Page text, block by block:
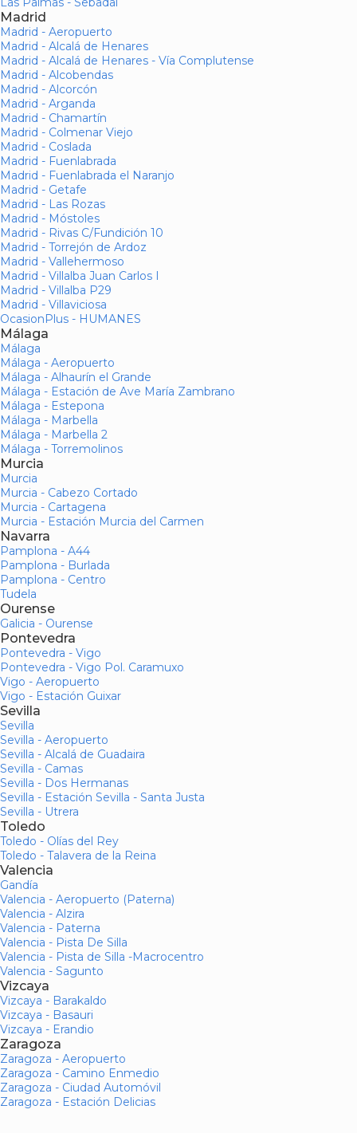
Madrid
Madrid - Aeropuerto
Madrid - Alcalá de Henares
Madrid - Alcalá de Henares - Vía Complutense
Madrid - Alcobendas
Madrid - Alcorcón
Madrid - Arganda
Madrid - Chamartín
Madrid - Colmenar Viejo
Madrid - Coslada
Madrid - Fuenlabrada
Madrid - Fuenlabrada el Naranjo
Madrid - Getafe
Madrid - Las Rozas
Madrid - Móstoles
Madrid - Rivas C/Fundición 10
Madrid - Torrejón de Ardoz
Madrid - Vallehermoso
Madrid - Villalba Juan Carlos I
Madrid - Villalba P29
Madrid - Villaviciosa
OcasionPlus - HUMANES
Málaga
Málaga
Málaga - Aeropuerto
Málaga - Alhaurín el Grande
Málaga - Estación de Ave María Zambrano
Málaga - Estepona
Málaga - Marbella
Málaga - Marbella 2
Málaga - Torremolinos
Murcia
Murcia
Murcia - Cabezo Cortado
Murcia - Cartagena
Murcia - Estación Murcia del Carmen
Navarra
Pamplona - A44
Pamplona - Burlada
Pamplona - Centro
Tudela
Ourense
Galicia - Ourense
Pontevedra
Pontevedra - Vigo
Pontevedra - Vigo Pol. Caramuxo
Vigo - Aeropuerto
Vigo - Estación Guixar
Sevilla
Sevilla
Sevilla - Aeropuerto
Sevilla - Alcalá de Guadaira
Sevilla - Camas
Sevilla - Dos Hermanas
Sevilla - Estación Sevilla - Santa Justa
Sevilla - Utrera
Toledo
Toledo - Olías del Rey
Toledo - Talavera de la Reina
Valencia
Gandía
Valencia - Aeropuerto (Paterna)
Valencia - Alzira
Valencia - Paterna
Valencia - Pista De Silla
Valencia - Pista de Silla -Macrocentro
Valencia - Sagunto
Vizcaya
Vizcaya - Barakaldo
Vizcaya - Basauri
Vizcaya - Erandio
Zaragoza
Zaragoza - Aeropuerto
Zaragoza - Camino Enmedio
Zaragoza - Ciudad Automóvil
Zaragoza - Estación Delicias